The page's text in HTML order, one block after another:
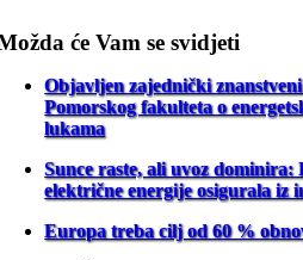
će Vam se svidjeti
Objavljen zajednički
Pomorskog fakulteta o
lukama
Sunce raste, ali uvoz
električne energije osigurala iz
Europa treba cilj od 60 %